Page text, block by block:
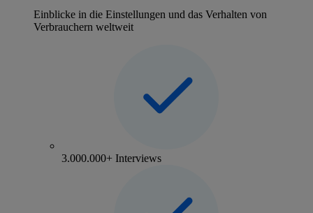
Einblicke in die Einstellungen und das Verhalten von
Verbrauchern weltweit
3.000.000+ Interviews